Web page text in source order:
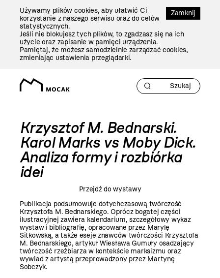
Zamknij
Używamy plików cookies, aby ułatwić Ci
korzystanie z naszego serwisu oraz do celów
statystycznych.
Jeśli nie blokujesz tych plików, to zgadzasz się na ich
użycie oraz zapisanie w pamięci urządzenia.
Pamiętaj, że możesz samodzielnie zarządzać cookies,
zmieniając ustawienia przeglądarki.
Krzysztof M. Bednarski.
Karol Marks vs Moby Dick.
Analiza formy i rozbiórka
idei
Przejdź do wystawy
Publikacja podsumowuje dotychczasową twórczość
Krzysztofa M. Bednarskiego. Oprócz bogatej części
ilustracyjnej zawiera kalendarium, szczegółowy wykaz
wystaw i bibliografię, opracowane przez Marylę
Sitkowską, a także eseje znawców twórczości Krzysztofa
M. Bednarskiego, artykuł Wiesława Gumuły osadzający
twórczość rzeźbiarza w kontekście marksizmu oraz
wywiad z artystą przeprowadzony przez Martynę
Sobczyk.